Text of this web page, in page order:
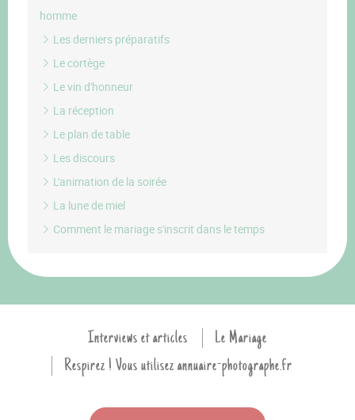
homme
Les derniers préparatifs
Le cortège
Le vin d'honneur
La réception
Le plan de table
Les discours
L'animation de la soirée
La lune de miel
Comment le mariage s'inscrit dans le temps
Interviews et articles
Le Mariage
Respirez ! Vous utilisez annuaire-photographe.fr